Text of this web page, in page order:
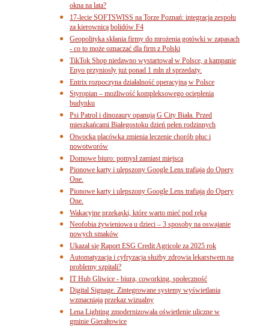
okna na lata?
17-lecie SOFTSWISS na Torze Poznań: integracja zespołu
za kierownicą bolidów F4
Geopolityka skłania firmy do mrożenia gotówki w zapasach
- co to może oznaczać dla firm z Polski
TikTok Shop niedawno wystartował w Polsce, a kampanie
Enyo przyniosły już ponad 1 mln zł sprzedaży.
Entrix rozpoczyna działalność operacyjną w Polsce
Styropian – możliwość kompleksowego ocieplenia
budynku
Psi Patrol i dinozaury opanują G City Biała. Przed
mieszkańcami Białegostoku dzień pełen rodzinnych
Otwocka placówka zmienia leczenie chorób płuc i
nowotworów
Domowe biuro: pomysł zamiast miejsca
Pionowe karty i ulepszony Google Lens trafiają do Opery
One.
Pionowe karty i ulepszony Google Lens trafiają do Opery
One.
Wakacyjne przekąski, które warto mieć pod ręką
Neofobia żywieniowa u dzieci – 3 sposoby na oswajanie
nowych smaków
Ukazał się Raport ESG Credit Agricole za 2025 rok
Automatyzacja i cyfryzacja służby zdrowia lekarstwem na
problemy szpitali?
IT Hub Gliwice - biura, coworking, społeczność
Digital Signage. Zintegrowane systemy wyświetlania
wzmacniają przekaz wizualny
Lena Lighting zmodernizowała oświetlenie uliczne w
gminie Gierałtowice